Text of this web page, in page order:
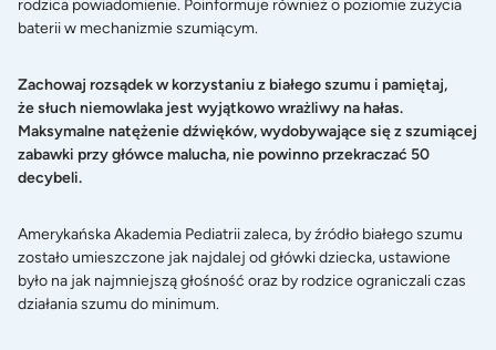
rodzica powiadomienie. Poinformuje również o poziomie zużycia
baterii w mechanizmie szumiącym.
Zachowaj rozsądek w korzystaniu z białego szumu i pamiętaj,
że słuch niemowlaka jest wyjątkowo wrażliwy na hałas.
Maksymalne natężenie dźwięków, wydobywające się z szumiącej
zabawki przy główce malucha, nie powinno przekraczać 50
decybeli.
Amerykańska Akademia Pediatrii zaleca, by źródło białego szumu
zostało umieszczone jak najdalej od główki dziecka, ustawione
było na jak najmniejszą głośność oraz by rodzice ograniczali czas
działania szumu do minimum.